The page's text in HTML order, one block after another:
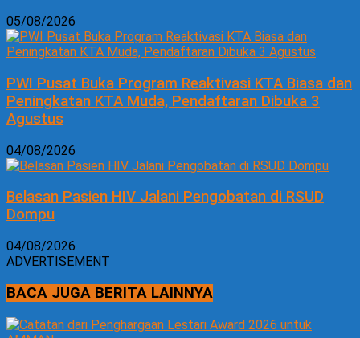
05/08/2026
PWI Pusat Buka Program Reaktivasi KTA Biasa dan
Peningkatan KTA Muda, Pendaftaran Dibuka 3
Agustus
04/08/2026
Belasan Pasien HIV Jalani Pengobatan di RSUD
Dompu
04/08/2026
ADVERTISEMENT
BACA JUGA BERITA LAINNYA